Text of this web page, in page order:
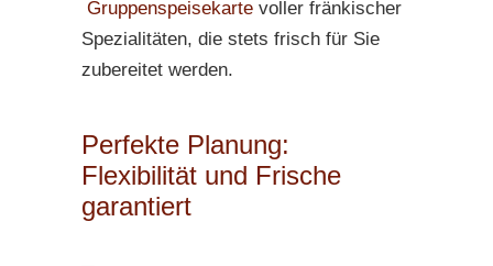
Gruppenspeisekarte voller fränkischer
Spezialitäten, die stets frisch für Sie
zubereitet werden.
Perfekte Planung:
Flexibilität und Frische
garantiert